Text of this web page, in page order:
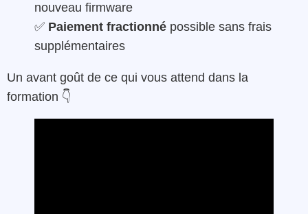
nouveau firmware
✅ Paiement fractionné possible sans frais
supplémentaires
Un avant goût de ce qui vous attend dans la
formation 👇